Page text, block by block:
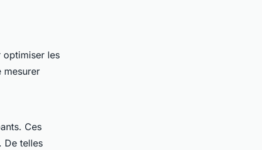
optimiser les
mesurer
Ces
De telles